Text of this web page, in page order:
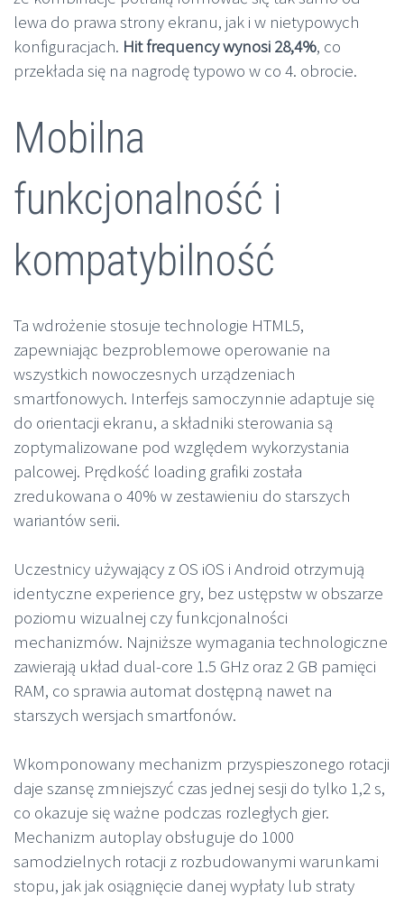
lewa do prawa strony ekranu, jak i w nietypowych
konfiguracjach. Hit frequency wynosi 28,4%, co
przekłada się na nagrodę typowo w co 4. obrocie.
Mobilna
funkcjonalność i
kompatybilność
Ta wdrożenie stosuje technologie HTML5,
zapewniając bezproblemowe operowanie na
wszystkich nowoczesnych urządzeniach
smartfonowych. Interfejs samoczynnie adaptuje się
do orientacji ekranu, a składniki sterowania są
zoptymalizowane pod względem wykorzystania
palcowej. Prędkość loading grafiki została
zredukowana o 40% w zestawieniu do starszych
wariantów serii.
Uczestnicy używający z OS iOS i Android otrzymują
identyczne experience gry, bez ustępstw w obszarze
poziomu wizualnej czy funkcjonalności
mechanizmów. Najniższe wymagania technologiczne
zawierają układ dual-core 1.5 GHz oraz 2 GB pamięci
RAM, co sprawia automat dostępną nawet na
starszych wersjach smartfonów.
Wkomponowany mechanizm przyspieszonego rotacji
daje szansę zmniejszyć czas jednej sesji do tylko 1,2 s,
co okazuje się ważne podczas rozległych gier.
Mechanizm autoplay obsługuje do 1000
samodzielnych rotacji z rozbudowanymi warunkami
stopu, jak jak osiągnięcie danej wypłaty lub straty